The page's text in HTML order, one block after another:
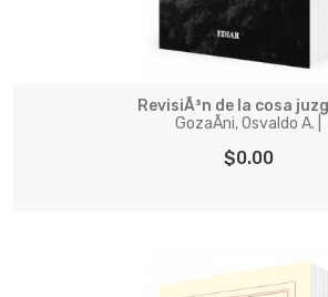
RevisiÃ³n de la cosa
GozaÃ­ni, Osvaldo A. |
$0.00